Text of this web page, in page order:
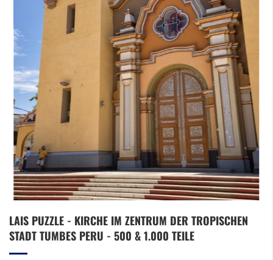
Anfang
der
LAIS PUZZLE - KIRCHE IM ZENTRUM DER TROPISCHEN
STADT TUMBES PERU - 500 & 1.000 TEILE